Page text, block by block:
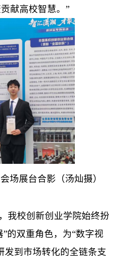
献高校智慧。”
场展台合影（汤灿摄）
我校创新创业学院始终扮
”的双重角色，为“数字视
发到市场转化的全链条支